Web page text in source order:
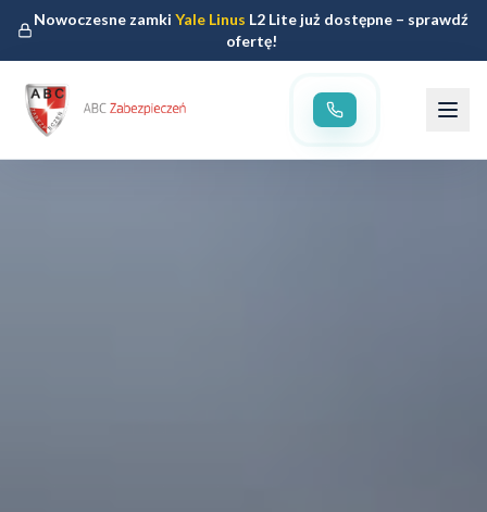
Nowoczesne zamkiYale Linus L2 Lite już dostępne – sprawdź
ofertę!